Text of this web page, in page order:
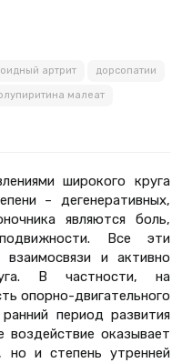
артрит дорсопатии
малеат
широкого круга
– дегенеративных,
являются боль,
Все эти
и активно
В частности, на
опорно-двигательного
период развития
воздействие оказывает
но и степень утренней